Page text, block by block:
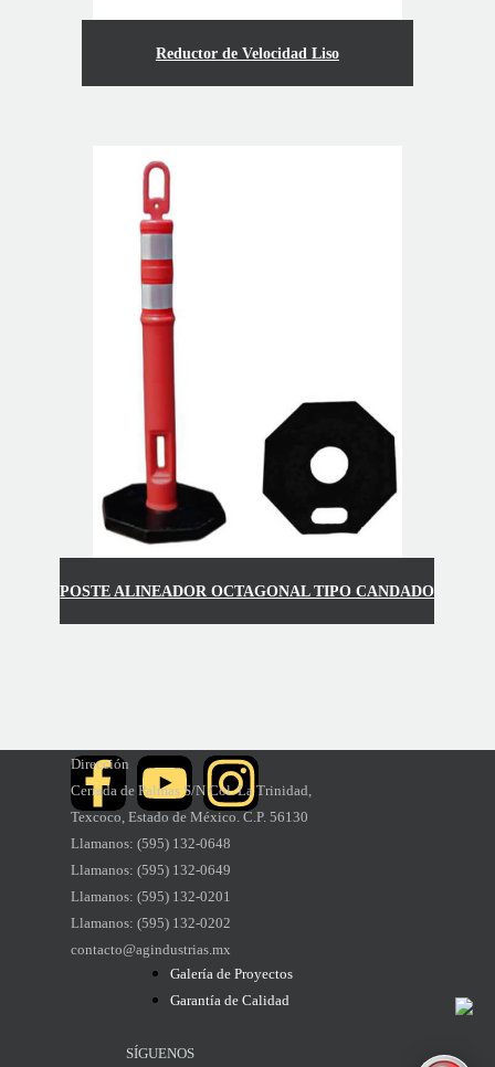
Reductor de Velocidad Liso
POSTE ALINEADOR OCTAGONAL TIPO CANDADO
Dirección
Cerrada de Palmas S/N Col. La Trinidad,
Texcoco, Estado de México. C.P. 56130
Llamanos: (595) 132-0648
Llamanos: (595) 132-0649
Llamanos: (595) 132-0201
Llamanos: (595) 132-0202
contacto@agindustrias.mx
Galería de Proyectos
Garantía de Calidad
SÍGUENOS